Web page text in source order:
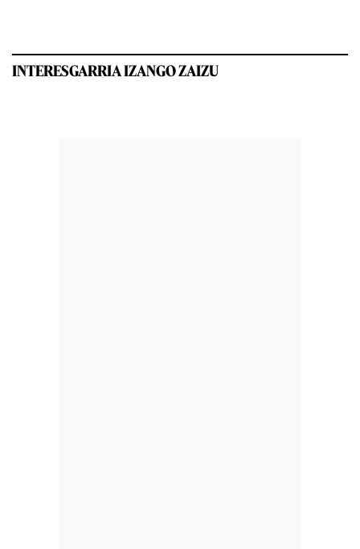
INTERESGARRIA IZANGO ZAIZU